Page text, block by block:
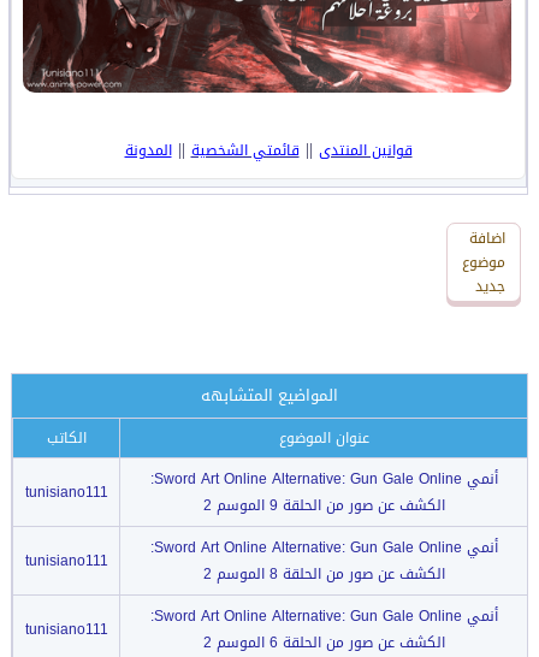
قوانين المنتدى ||قائمتي الشخصية||المدونة
اضافة
رد
جديد
اضافة
موضوع
جديد
المواضيع المتشابهه
عنوان الموضوع
الكاتب
أنمي Sword Art Online Alternative: Gun Gale Online:
الكشف عن صور من الحلقة 9 الموسم 2
tunisiano111
أنمي Sword Art Online Alternative: Gun Gale Online:
الكشف عن صور من الحلقة 8 الموسم 2
tunisiano111
أنمي Sword Art Online Alternative: Gun Gale Online:
الكشف عن صور من الحلقة 6 الموسم 2
tunisiano111